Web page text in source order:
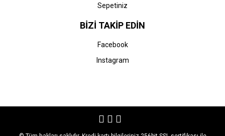
Sepetiniz
BİZİ TAKİP EDİN
Facebook
Instagram